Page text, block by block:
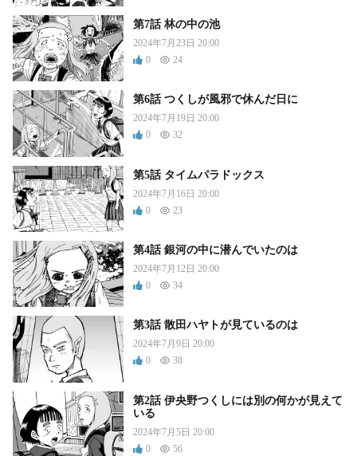
第7話 林の中の池
2024年7月23日 20:00
0
24
第6話 つくしが風邪で休んだ日に
2024年7月19日 20:00
0
32
第5話 タイムパラドックス
2024年7月16日 20:00
0
23
第4話 銀河の中に潜んでいたのは
2024年7月12日 20:00
0
34
第3話 散田ハヤトが見ているのは
2024年7月9日 20:00
0
38
第2話 伊央野つくしには別の何かが見えて
いる
2024年7月5日 20:00
0
56